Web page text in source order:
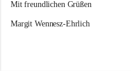
Mit freundlichen Grüßen
Margit Wennesz-Ehrlich